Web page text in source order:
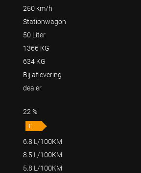
250 km/h
Stationwagon
50 Liter
1366 KG
634 KG
Bij aflevering
dealer
22 %
6.8 L/100KM
8.5 L/100KM
5.8 L/100KM